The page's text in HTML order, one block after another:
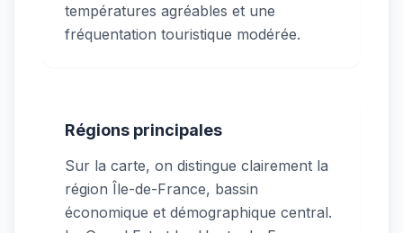
températures agréables et une
fréquentation touristique modérée.
Régions principales
Sur la carte, on distingue clairement la
région Île-de-France, bassin
économique et démographique central.